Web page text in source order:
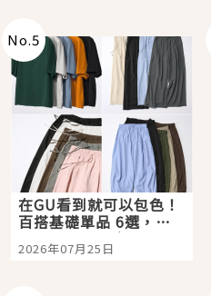
No.5
在GU看到就可以包色！
百搭基礎單品 6選，閉
眼全收也不心疼
2026年07月25日